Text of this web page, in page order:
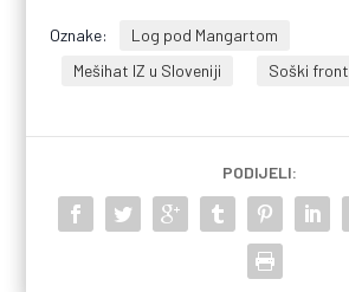
Oznake:
Log pod Mangartom
Mešihat IZ u Sloveniji
Soški front
PODIJELI: